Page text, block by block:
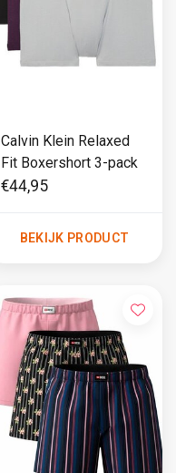
Calvin Klein Relaxed
Fit Boxershort 3-pack
€44,95
BEKIJK PRODUCT